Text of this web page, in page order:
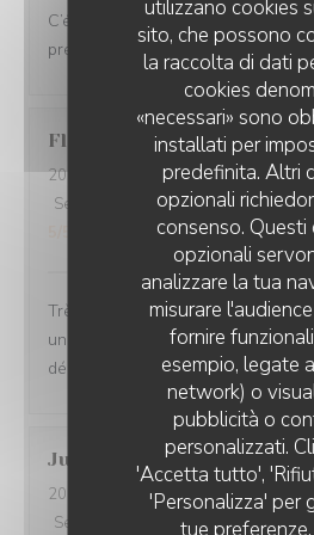
utilizzano cookies
sito, che possono
la raccolta di dati
cookies
«necessari» sono
installati per
predefinita. Altri
opzionali
consenso. Questi
opzionali
analizzare la tua
misurare
fornire
esempio, legate
network) o
pubblicità o
personalizzati.
'Accetta tutto',
'Personalizza' per
tue
C’était un repas de rêve. Il y avait
présenté avec élan. Nous étions
Florian
2026-08-08
- 13:00 - Ospiti 2
Servizio
Atmosfera: 5/5 Cucina
Très belle découverte, des
uniques, des associations
découvrir !
Julie
2026-08-06
- 13:00 - Ospiti 2
Servizio
Atmosfera:5/5 Cucina